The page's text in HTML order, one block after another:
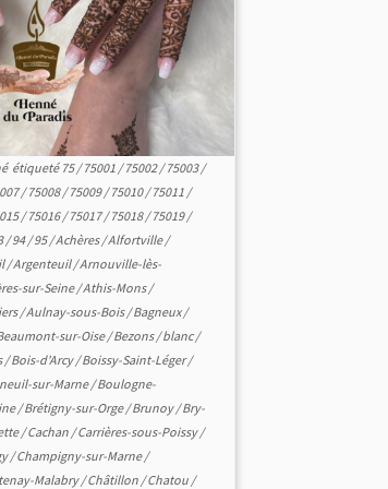
étiqueté 75/75001 /75002/75003/
/75008/75009/75010/75011 /
/75016/75017/75018/75019/
/94/95/Achères/Alfortville/
/Argenteuil/Arnouville-lès-
sur-Seine/Athis-Mons/
/Aulnay-sous-Bois/Bagneux/
sur-Oise/Bezons/blanc/
/Bois-d'Arcy/Boissy-Saint-Léger/
sur-Marne/Boulogne-
/Brétigny-sur-Orge/Brunoy/Bry-
/Cachan /Carrières-sous-Poissy/
/Champigny-sur-Marne/
Malabry/Châtillon /Chatou /